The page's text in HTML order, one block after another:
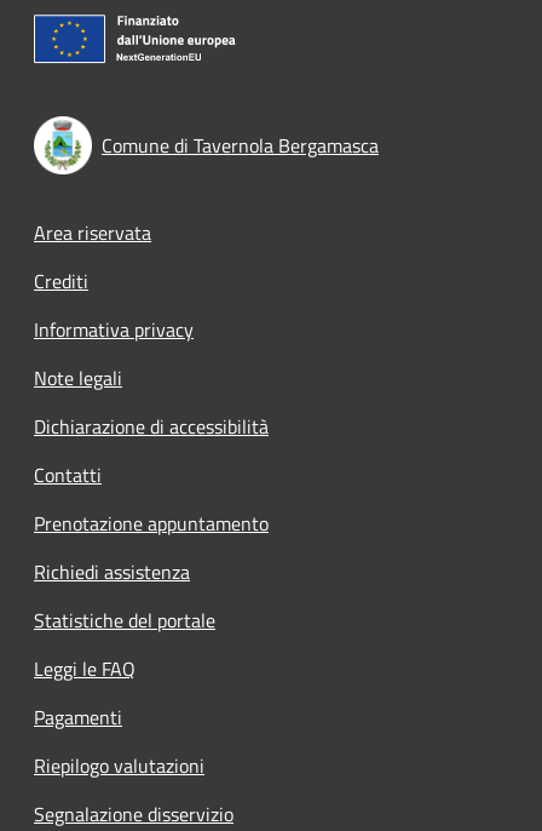
Comune di Tavernola Bergamasca
Footer menu
Area riservata
Crediti
Informativa privacy
Note legali
Dichiarazione di accessibilità
Contatti
Prenotazione appuntamento
Richiedi assistenza
Statistiche del portale
Leggi le FAQ
Pagamenti
Riepilogo valutazioni
Segnalazione disservizio